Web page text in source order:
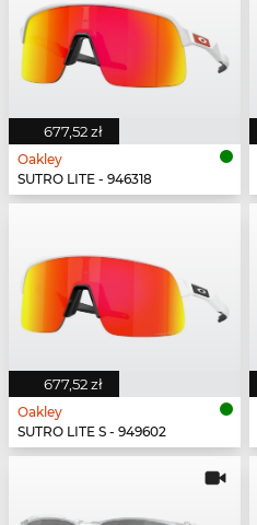
677,52 zł
Oakley
SUTRO LITE - 946318
677,52 zł
Oakley
SUTRO LITE S - 949602